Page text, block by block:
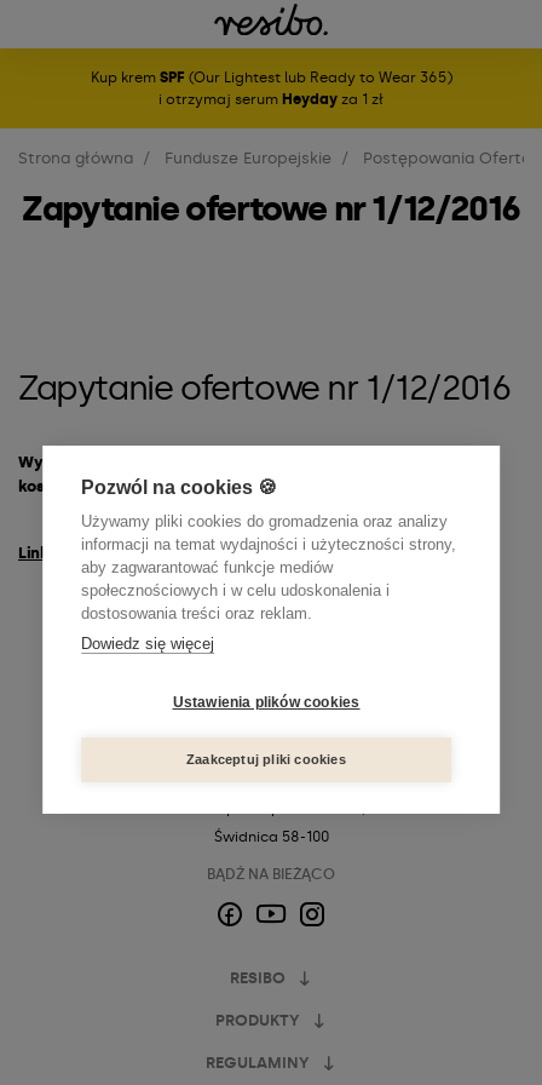
Kup kremSPF (Our Lightest lub Ready to Wear 365)
i otrzymaj serum Heyday za 1 zł
Strona główna Fundusze Europejskie Postępowania
Zapytanie ofertowe nr 1/12/2016
Zapytanie ofertowe nr 1/12/2016
Wynajem powierzchni wystawienniczej i zabudowy na targi
kosmetyczne Cosmoprof Bolonia, 17-20 Marca 2017
Link do zapytania
BĄDŹ NA BIEŻĄCO
Świdnica 58-100
RESIBO
PRODUKTY
REGULAMINY
Pozwól na cookies 🍪
Używamy pliki cookies do gromadzenia oraz analizy
informacji na temat wydajności i użyteczności strony,
aby zagwarantować funkcje mediów
społecznościowych i w celu udoskonalenia i
dostosowania treści oraz reklam.
Dowiedz się więcej
Ustawienia plików cookies
Zaakceptuj pliki cookies